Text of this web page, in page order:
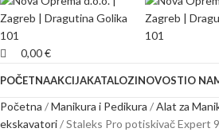
0,00€
POČETNAAKCIJAKATALOZINOVOSTIO
Početna Manikura i Pedikura Alat za
ekskavatori
Staleks Pro potiskivač Expert